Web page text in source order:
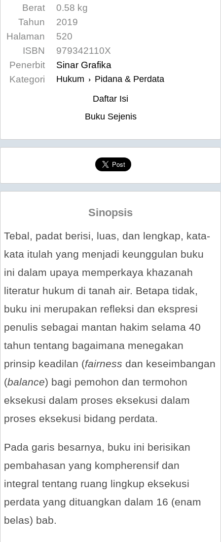
Berat
0.58 kg
Tahun
2019
Halaman
520
ISBN
979342110X
Penerbit
Sinar Grafika
Kategori
Hukum › Pidana & Perdata
Daftar Isi
Buku Sejenis
Sinopsis
Tebal, padat berisi, luas, dan lengkap, kata-
kata itulah yang menjadi keunggulan buku
ini dalam upaya memperkaya khazanah
literatur hukum di tanah air. Betapa tidak,
buku ini merupakan refleksi dan ekspresi
penulis sebagai mantan hakim selama 40
tahun tentang bagaimana menegakan
prinsip keadilan (fairness dan keseimbangan
(balance) bagi pemohon dan termohon
eksekusi dalam proses eksekusi dalam
proses eksekusi bidang perdata.
Pada garis besarnya, buku ini berisikan
pembahasan yang kompherensif dan
integral tentang ruang lingkup eksekusi
perdata yang dituangkan dalam 16 (enam
belas) bab.